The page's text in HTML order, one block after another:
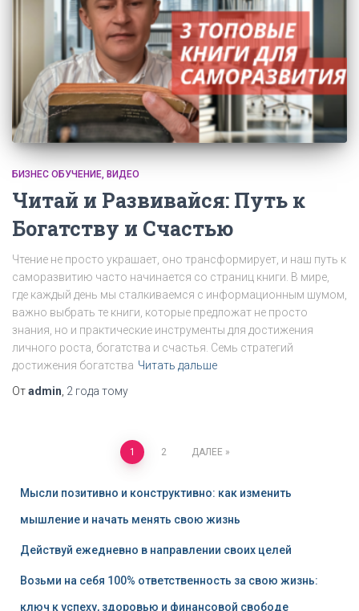
БИЗНЕС ОБУЧЕНИЕ ВИДЕО
Читай и Развивайся: Путь к
Богатству и Счастью
Чтение не просто украшает, оно трансформирует, и наш путь к
саморазвитию часто начинается со страниц книги. В мире,
где каждый день мы сталкиваемся с информационным шумом,
важно выбрать те книги, которые предложат не просто
знания, но и практические инструменты для достижения
личного роста, богатства и счастья. Семь стратегий
достижения богатства Читать дальше
Отadmin 2 года тому
Пагинация
записей
1 2 ДАЛЕЕ
Мысли позитивно и конструктивно: как изменить
мышление и начать менять свою жизнь
Действуй ежедневно в направлении своих целей
Возьми на себя 100% ответственность за свою жизнь:
ключ к успеху, здоровью и финансовой свободе